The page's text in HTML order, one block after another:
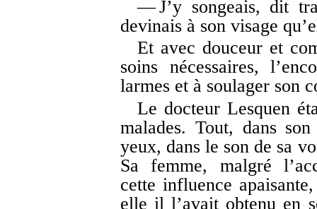
— J’y songeais, dit
devinais à son visage
Et avec douceur et
soins nécessaires,
larmes et à soulager son
Le docteur Lesquen
malades. Tout, dans
yeux, dans le son de sa
Sa femme, malgré
cette influence
elle il l’avait obtenu en